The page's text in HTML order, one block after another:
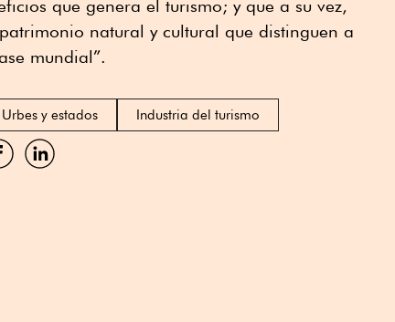
que genera el turismo; y que a su vez,
natural y cultural que distinguen a
mundial”.
Urbes y estados Industria del turismo
Compartir